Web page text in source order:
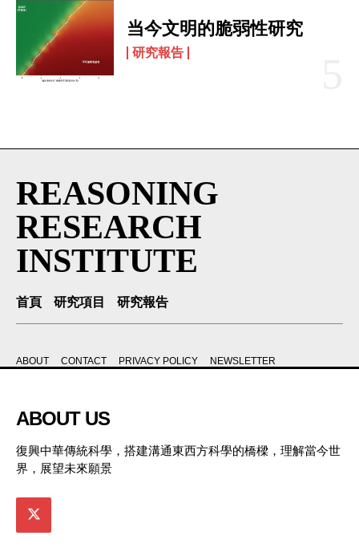
当今文明的脆弱性研究
研究報告
REASONING
RESEARCH
INSTITUTE
首頁 研究項目 研究報告
ABOUT CONTACT PRIVACY POLICY NEWSLETTER
ABOUT US
復興中華傳統科學，搭建溝通東西方科學的橋樑，理解當今世
界，展望未來願景